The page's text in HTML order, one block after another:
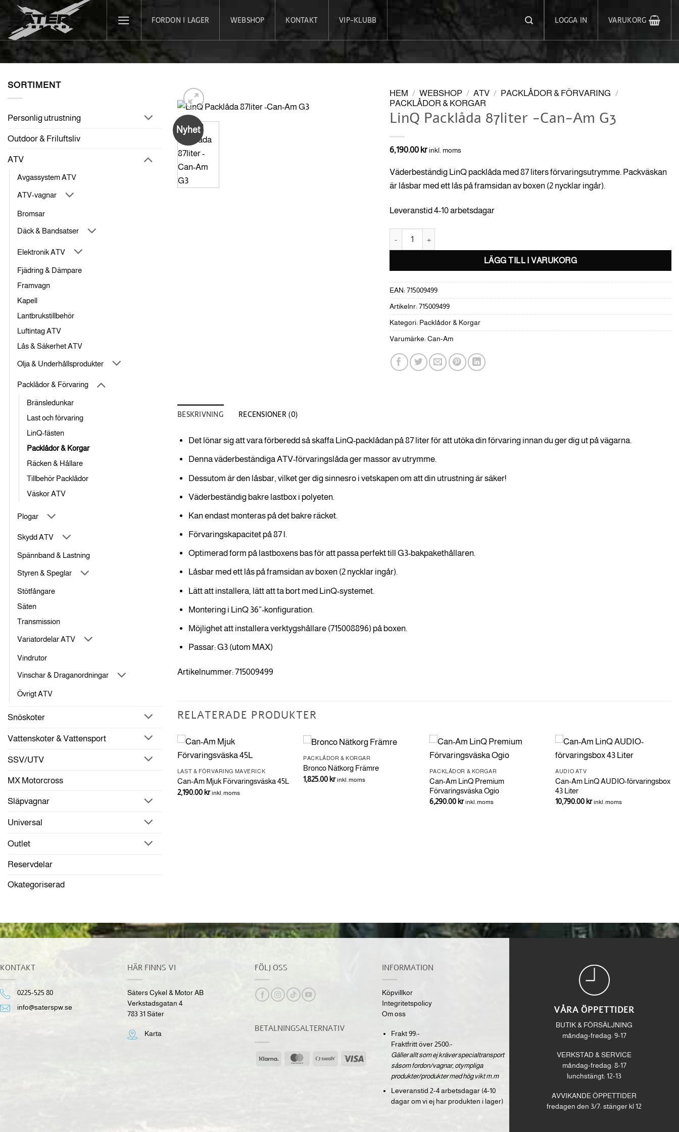
to
content
FORDON I LAGER WEBSHOP KONTAKT VIP-KLUBB LOGGA IN VARUKORG
SORTIMENT
Personlig utrustning
Outdoor & Friluftsliv
ATV
Avgassystem ATV
ATV-vagnar
Bromsar
Däck & Bandsatser
Elektronik ATV
Fjädring & Dämpare
Framvagn
Kapell
Lantbrukstillbehör
Luftintag ATV
Lås & Säkerhet ATV
Olja & Underhållsprodukter
Packlådor & Förvaring
Bränsledunkar
Last och förvaring
LinQ-fästen
Packlådor & Korgar
Räcken & Hållare
Tillbehör Packlådor
Väskor ATV
Plogar
Skydd ATV
Spännband & Lastning
Styren & Speglar
Stötfångare
Säten
Transmission
Variatordelar ATV
Vindrutor
Vinschar & Draganordningar
Övrigt ATV
Snöskoter
Vattenskoter & Vattensport
SSV/UTV
MX Motorcross
Släpvagnar
Universal
Outlet
Reservdelar
Okategoriserad
Nyhet
HEM / WEBSHOP / ATV / PACKLÅDOR & FÖRVARING /
PACKLÅDOR & KORGAR
LinQ Packlåda 87liter -Can-Am G3
6,190.00 kr inkl. moms
Väderbeständig LinQ packlåda med 87 liters förvaringsutrymme. Packväskan
är låsbar med ett lås på framsidan av boxen (2 nycklar ingår).
Leveranstid 4-10 arbetsdagar
LÄGG TILL I VARUKORG
EAN: 715009499
Artikelnr: 715009499
Kategori: Packlådor & Korgar
Varumärke: Can-Am
BESKRIVNING RECENSIONER (0)
Det lönar sig att vara förberedd så skaffa LinQ-packlådan på 87 liter för att utöka din förvaring innan du ger dig ut på vägarna.
Denna väderbeständiga ATV-förvaringslåda ger massor av utrymme.
Dessutom är den låsbar, vilket ger dig sinnesro i vetskapen om att din utrustning är säker!
Väderbeständig bakre lastbox i polyeten.
Kan endast monteras på det bakre räcket.
Förvaringskapacitet på 87 l.
Optimerad form på lastboxens bas för att passa perfekt till G3-bakpakethållaren.
Låsbar med ett lås på framsidan av boxen (2 nycklar ingår).
Lätt att installera, lätt att ta bort med LinQ-systemet.
Montering i LinQ 36”-konfiguration.
Möjlighet att installera verktygshållare (715008896) på boxen.
Passar: G3 (utom MAX)
Artikelnummer: 715009499
RELATERADE PRODUKTER
LAST & FÖRVARING MAVERICK
Can-Am Mjuk Förvaringsväska 45L
2,190.00 kr inkl. moms
PACKLÅDOR & KORGAR
Bronco Nätkorg Främre
1,825.00 kr inkl. moms
PACKLÅDOR & KORGAR
Can-Am LinQ Premium
Förvaringsväska Ogio
6,290.00 kr inkl. moms
AUDIO ATV
Can-Am LinQ AUDIO-förvaringsbox
43 Liter
10,790.00 kr inkl. moms
kr.
moms
Can-Am LinQ Förvaringslåda 121L
KONTAKT
0225-525 80
info@saterspw.se
HÄR FINNS VI
Säters Cykel & Motor AB
Verkstadsgatan 4
783 31 Säter
Karta
FÖLJ OSS
BETALNINGSALTERNATIV
Klarna MasterCardSwish
INFORMATION
Köpvillkor
Integritetspolicy
Om oss
Frakt 99:-
Fraktfritt över 2500:-
Gäller allt som ej kräver specialtransport
såsom fordon/vagnar, otympliga
produkter/produkter med hög vikt m.m
Leveranstid 2-4 arbetsdagar (4-10
dagar om vi ej har produkten i lager)
VÅRA ÖPPETTIDER
BUTIK & FÖRSÄLJNING
måndag-fredag: 9-17
VERKSTAD & SERVICE
måndag-fredag: 8-17
lunchstängt: 12-13
AVVIKANDE ÖPPETTIDER
fredagen den 3/7: stänger kl 12